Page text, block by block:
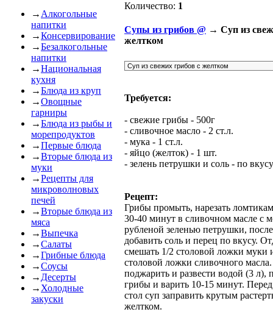
→ Алкогольные
напитки
→Консервирование
→Безалкогольные
напитки
→Национальная
кухня
→Блюда из круп
→Овощные
гарниры
→Блюда из рыбы и
морепродуктов
→Первые блюда
→Вторые блюда из
муки
→Рецепты для
микроволновых
печей
→Вторые блюда из
мяса
→Выпечка
→Салаты
→Грибные блюда
→Соусы
→ Десерты
→ Холодные
закуски
Количество: 1
Cупы из грибов @ → Суп из
желтком
Требуется:
- свежие грибы - 500г
- сливочное масло - 2 ст.л.
- мука - 1 ст.л.
- яйцо (желток) - 1 шт.
- зелень петрушки и соль - по вкусу
Рецепт:
Грибы промыть, нарезать
30-40 минут в сливочном масле с
рубленой зеленью петрушки,
добавить соль и перец по вкусу.
смешать 1/2 столовой ложки муки
столовой ложки сливочного
поджарить и развести водой (3 л),
грибы и варить 10-15 минут.
стол суп заправить крутым
желтком.